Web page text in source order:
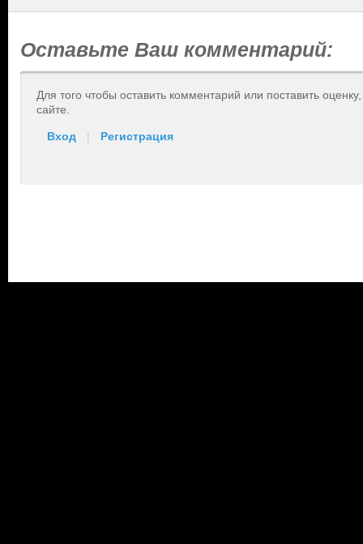
Оставьте Ваш комментарий:
Для того чтобы оставить комментарий или поставить
сайте.
Вход | Регистрация